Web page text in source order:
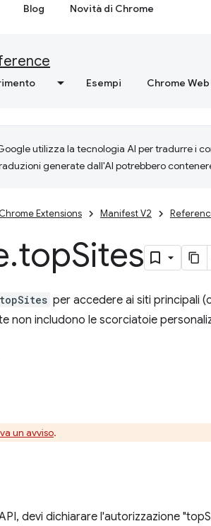
Blog Novità di Chrome
Esempi Chrome
utilizza la tecnologia AI per tradurre i
generate dall'AI potrebbero
Chrome Extensions Manifest V2
.topSites
per accedere ai siti principali
non includono le scorciatoie
un avviso.
devi dichiarare l'autorizzazione